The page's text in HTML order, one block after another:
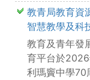
教青局教育資
智慧教學及科
教育及青年發
育平台於
利瑪竇中學70